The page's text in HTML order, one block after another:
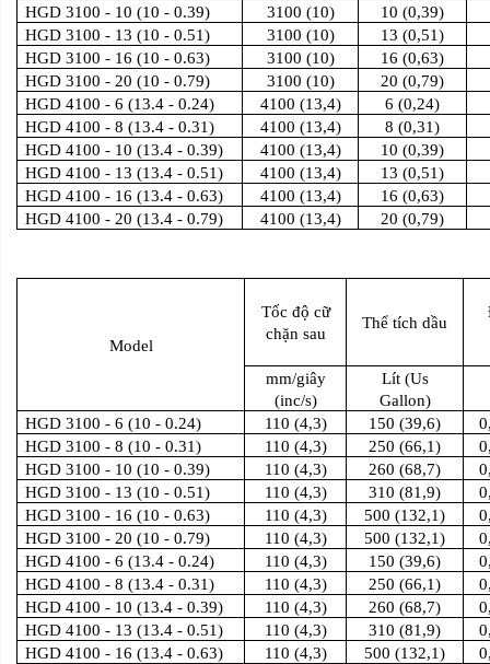
HGD 3100 - 10 (10 - 0.39)
3100 (10)
10 (0,39)
HGD 3100 - 13 (10 - 0.51)
3100 (10)
13 (0,51)
HGD 3100 - 16 (10 - 0.63)
3100 (10)
16 (0,63)
HGD 3100 - 20 (10 - 0.79)
3100 (10)
20 (0,79)
HGD 4100 - 6 (13.4 - 0.24)
4100 (13,4)
6 (0,24)
HGD 4100 - 8 (13.4 - 0.31)
4100 (13,4)
8 (0,31)
HGD 4100 - 10 (13.4 - 0.39)
4100 (13,4)
10 (0,39)
HGD 4100 - 13 (13.4 - 0.51)
4100 (13,4)
13 (0,51)
HGD 4100 - 16 (13.4 - 0.63)
4100 (13,4)
16 (0,63)
HGD 4100 - 20 (13.4 - 0.79)
4100 (13,4) 20 (0,79)
Model
Tốc độ cữ
chặn sau
Thể tích dầu
mm/giây
(inc/s)
Lít (Us
Gallon)
HGD 3100 - 6 (10 - 0.24)
110 (4,3) 150 (39,6)
HGD 3100 - 8 (10 - 0.31)
110 (4,3) 250 (66,1)
HGD 3100 - 10 (10 - 0.39)
110 (4,3) 260 (68,7)
HGD 3100 - 13 (10 - 0.51)
110 (4,3) 310 (81,9)
HGD 3100 - 16 (10 - 0.63)
110 (4,3) 500 (132,1)
HGD 3100 - 20 (10 - 0.79)
110 (4,3) 500 (132,1)
HGD 4100 - 6 (13.4 - 0.24)
110 (4,3) 150 (39,6)
HGD 4100 - 8 (13.4 - 0.31)
110 (4,3) 250 (66,1)
HGD 4100 - 10 (13.4 - 0.39)
110 (4,3) 260 (68,7)
HGD 4100 - 13 (13.4 - 0.51)
110 (4,3) 310 (81,9)
HGD 4100 - 16 (13.4 - 0.63)
110 (4,3) 500 (132,1)